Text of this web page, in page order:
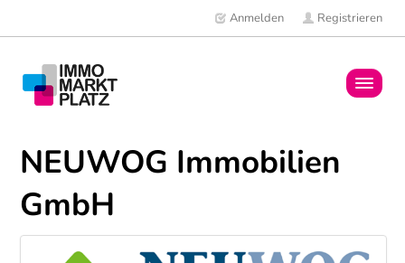
Anmelden Registrieren
Mitglieder
NEUWOG Immobilien
GmbH